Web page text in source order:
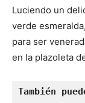
Luciendo un
verde
para ser
en la plazoleta
También